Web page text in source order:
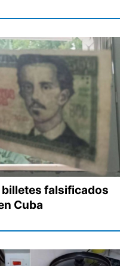
falsificados
Cuba